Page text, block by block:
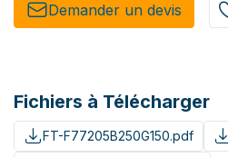
Demander un de​​vis​​
Fichiers à Télécharger
FT-F77205B250G150.pdf